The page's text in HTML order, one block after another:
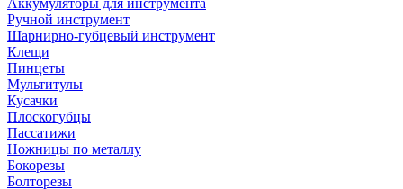
Аккумуляторы для инструмента
Ручной инструмент
Шарнирно-губцевый инструмент
Клещи
Пинцеты
Мультитулы
Кусачки
Плоскогубцы
Пассатижи
Ножницы по металлу
Бокорезы
Болторезы